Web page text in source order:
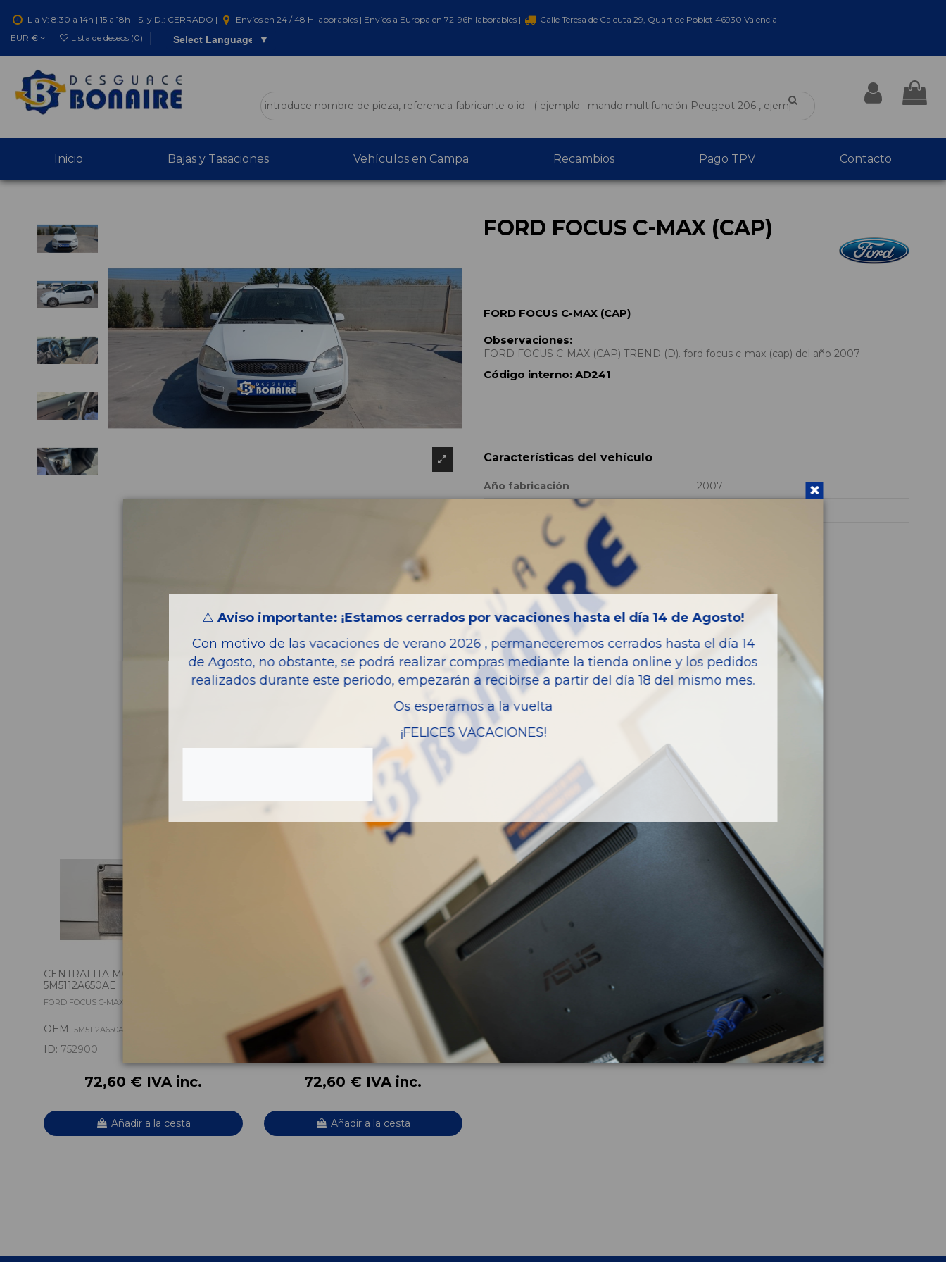
L a V: 8:30 a 14h | 15 a 18h - S. y D.: CERRADO | Envíos en 24 / 48 H laborables | Envíos a Europa en 72-96h laborables |
Calle Teresa de Calcuta 29, Quart de Poblet 46930 Valencia
EUR €
Lista de deseos (0) Select Language ▼
Inicio Bajas y Tasaciones Vehículos en Campa Recambios Pago TPV Contacto
FORD FOCUS C-MAX (CAP)
FORD FOCUS C-MAX (CAP)
Observaciones:
FORD FOCUS C-MAX (CAP) TREND (D). ford focus c-max (cap) del año 2007
Código interno: AD241
Características del vehículo
Año fabricación
2007
Combustible
Potencia
Modelo
FOCUS C-MAX (CAP)
Piezas almacenadas del vehículo
CENTRALITA MOTOR UCE
5M5112A650AE
FORD FOCUS C-MAX (CAP) TREND (D)
OEM: 5M5112A650AE
ID: 752900
72,60 € IVA inc.
Añadir a la cesta
FORD FOCUS C-MAX (CAP) TREND (D)
OEM: T46AA
ID:753212
72,60 € IVA inc.
Añadir a la cesta
⚠️ Aviso importante: ¡Estamos cerrados por vacaciones hasta el día 14 de Agosto!
Con motivo de las vacaciones de verano 2026 , permaneceremos cerrados hasta el día 14
de Agosto, no obstante, se podrá realizar compras mediante la tienda online y los pedidos
realizados durante este periodo, empezarán a recibirse a partir del día 18 del mismo mes.
Os esperamos a la vuelta
¡FELICES VACACIONES!